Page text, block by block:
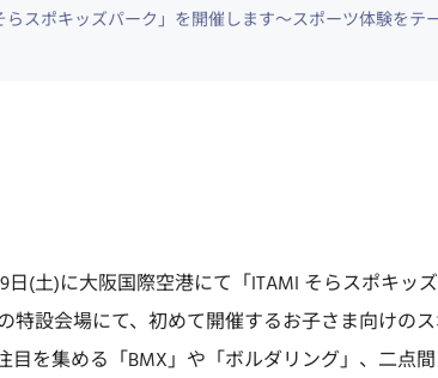
らスポキッズパーク」を開催します～スポーツ体験を
日(土)に大阪国際空港にて「ITAMI そらスポキッ
設会場にて、初めて開催するお子さま向けの
目を集める「BMX」や「ボルダリング」、二点